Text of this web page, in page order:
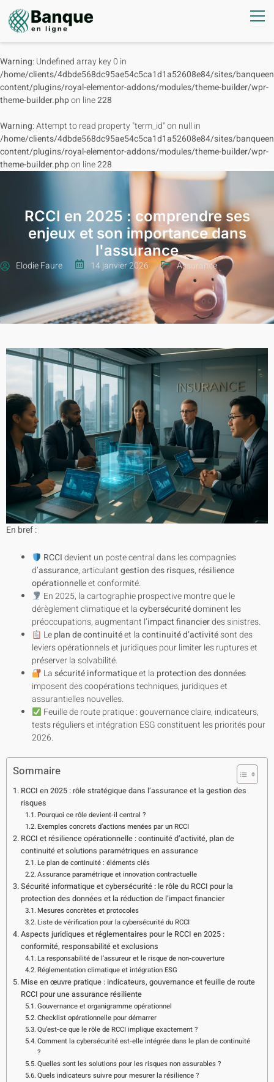
Warning: Undefined array key 0 in
/home/clients/4dbde568dc95ae54c5ca1d1a52608e84/sites/
content/plugins/royal-elementor-addons/modules/theme-builder/wpr-
theme-builder.phpon line228
Warning: Attempt to read property "term_id" on null in
/home/clients/4dbde568dc95ae54c5ca1d1a52608e84/sites/
content/plugins/royal-elementor-addons/modules/theme-builder/wpr-
theme-builder.phpon line228
RCCI en 2025 : comprendre ses
enjeux et son importance dans
l'assurance
Elodie Faure 14 janvier 2026 Assurance
En bref :
RCCIdevient un poste central dans les compagnies
d’assurance, articulantgestion des risques, résilience
opérationnelleet conformité.
En 2025, la cartographie prospective montre que le
dérèglement climatique et lacybersécuritédominent les
préoccupations, augmentant l’impact financierdes sinistres.
Leplan de continuitéet lacontinuité d’activitésont des
leviers opérationnels et juridiques pour limiter les ruptures et
préserver la solvabilité.
Lasécurité informatiqueet la protection des données
imposent des coopérations techniques, juridiques et
assurantielles nouvelles.
Feuille de route pratique : gouvernance claire, indicateurs,
tests réguliers et intégration ESG constituent les priorités pour
2026.
Sommaire
RCCI en 2025 : rôle stratégique dans l’assurance et la gestion des
risques
Pourquoi ce rôle devient-il central ?
Exemples concrets d’actions menées par un RCCI
RCCI et résilience opérationnelle : continuité d’activité, plan de
continuité et solutions paramétriques en assurance
Le plan de continuité : éléments clés
Assurance paramétrique et innovation contractuelle
Sécurité informatique et cybersécurité : le rôle du RCCI pour la
protection des données et la réduction de l’impact financier
Mesures concrètes et protocoles
Liste de vérification pour la cybersécurité du RCCI
Aspects juridiques et réglementaires pour le RCCI en 2025 :
conformité, responsabilité et exclusions
La responsabilité de l’assureur et le risque de non-couverture
Réglementation climatique et intégration ESG
Mise en œuvre pratique : indicateurs, gouvernance et feuille de route
RCCI pour une assurance résiliente
Gouvernance et organigramme opérationnel
Checklist opérationnelle pour démarrer
Qu’est-ce que le rôle de RCCI implique exactement ?
Comment la cybersécurité est-elle intégrée dans le plan de continuité
?
Quelles sont les solutions pour les risques non assurables ?
Quels indicateurs suivre pour mesurer la résilience ?